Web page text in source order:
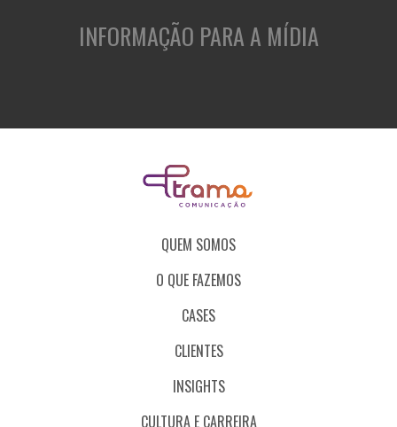
INFORMAÇÃO PARA A MÍDIA
QUEM SOMOS
O QUE FAZEMOS
CASES
CLIENTES
INSIGHTS
CULTURA E CARREIRA